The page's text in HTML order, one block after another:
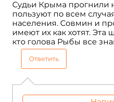
Судьи Крыма прогнили
пользуют по всем
населения. Совмин и
имеют их как хотят.
кто голова Рыбы все
Ответить